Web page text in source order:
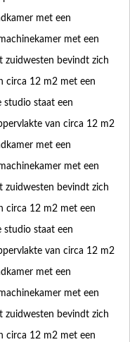
met een
met een
zuidwesten bevindt zich
circa 12 m2 met een
studio staat een
van circa 12 m2
met een
met een
zuidwesten bevindt zich
circa 12 m2 met een
studio staat een
van circa 12 m2
met een
met een
zuidwesten bevindt zich
circa 12 m2 met een